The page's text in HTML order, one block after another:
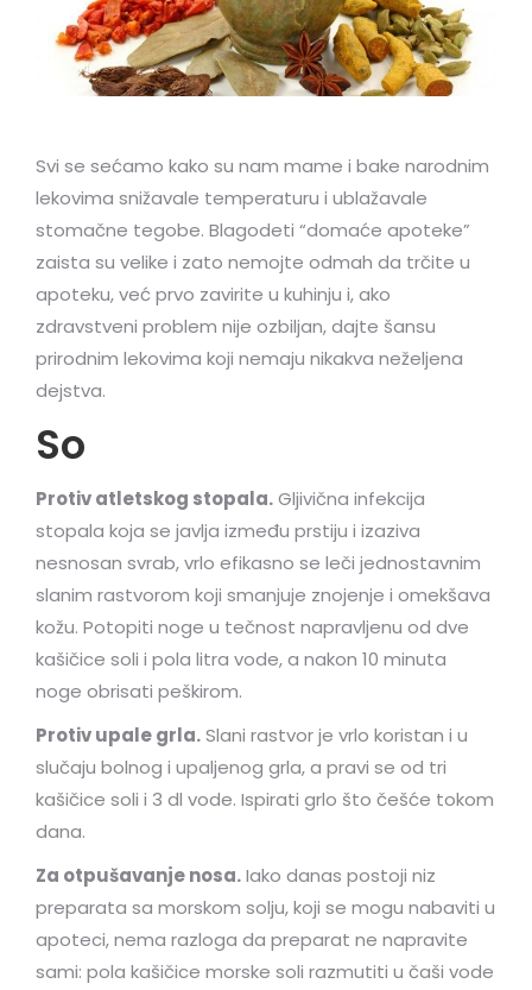
Svi se sećamo kako su nam mame i bake narodnim
lekovima snižavale temperaturu i ublažavale
stomačne tegobe. Blagodeti “domaće apoteke”
zaista su velike i zato nemojte odmah da trčite u
apoteku, već prvo zavirite u kuhinju i, ako
zdravstveni problem nije ozbiljan, dajte šansu
prirodnim lekovima koji nemaju nikakva neželjena
dejstva.
So
Protiv atletskog stopala.Gljivična infekcija
stopala koja se javlja između prstiju i izaziva
nesnosan svrab, vrlo efikasno se leči jednostavnim
slanim rastvorom koji smanjuje znojenje i omekšava
kožu. Potopiti noge u tečnost napravljenu od dve
kašičice soli i pola litra vode, a nakon 10 minuta
noge obrisati peškirom.
Protiv upale grla.Slani rastvor je vrlo koristan i u
slučaju bolnog i upaljenog grla, a pravi se od tri
kašičice soli i 3 dl vode. Ispirati grlo što češće tokom
dana.
Za otpušavanje nosa.Iako danas postoji niz
preparata sa morskom solju, koji se mogu nabaviti u
apoteci, nema razloga da preparat ne napravite
sami: pola kašičice morske soli razmutiti u čaši vode